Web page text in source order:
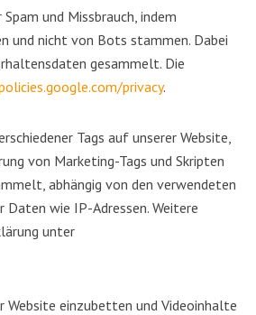
und Missbrauch, indem
und nicht von Bots stammen. Dabei
gesammelt. Die
privacy.
Tags auf unserer Website,
von Marketing-Tags und Skripten
abhängig von den verwendeten
Daten wie IP-Adressen. Weitere
unter
Website einzubetten und Videoinhalte